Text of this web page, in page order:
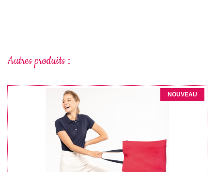
Autres produits :
NOUVEAU